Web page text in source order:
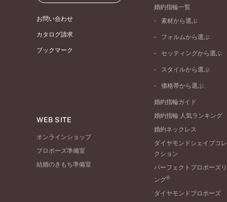
お問い合わせ
カタログ請求
ブックマーク
WEB SITE
オンラインショップ
プロポーズ準備室
結婚のきもち準備室
婚約指輪一覧
素材から選ぶ
プラチナ
ピンクゴールド
ペールブラウンゴール
フォルムから選ぶ
ストレートライン
V字ライン
セッティングから選ぶ
ソリテール
ダブルサイドメレ
ラインメレ
スタイルから選ぶ
シンプル
モード
エレガント
ゴージャス
価格帯から選ぶ
50万円台～
20万円台～
10万円台～
婚約指輪ガイド
婚約指輪 人気ランキング
婚約ネックレス
ダイヤモンドシェイプコレ
クション
パーフェクトプロポーズリ
ング®
ダイヤモンドプロポーズ